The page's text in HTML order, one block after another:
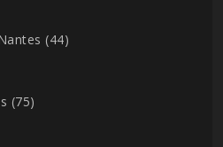
(44)
(75)